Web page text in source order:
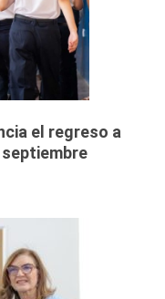
el regreso a